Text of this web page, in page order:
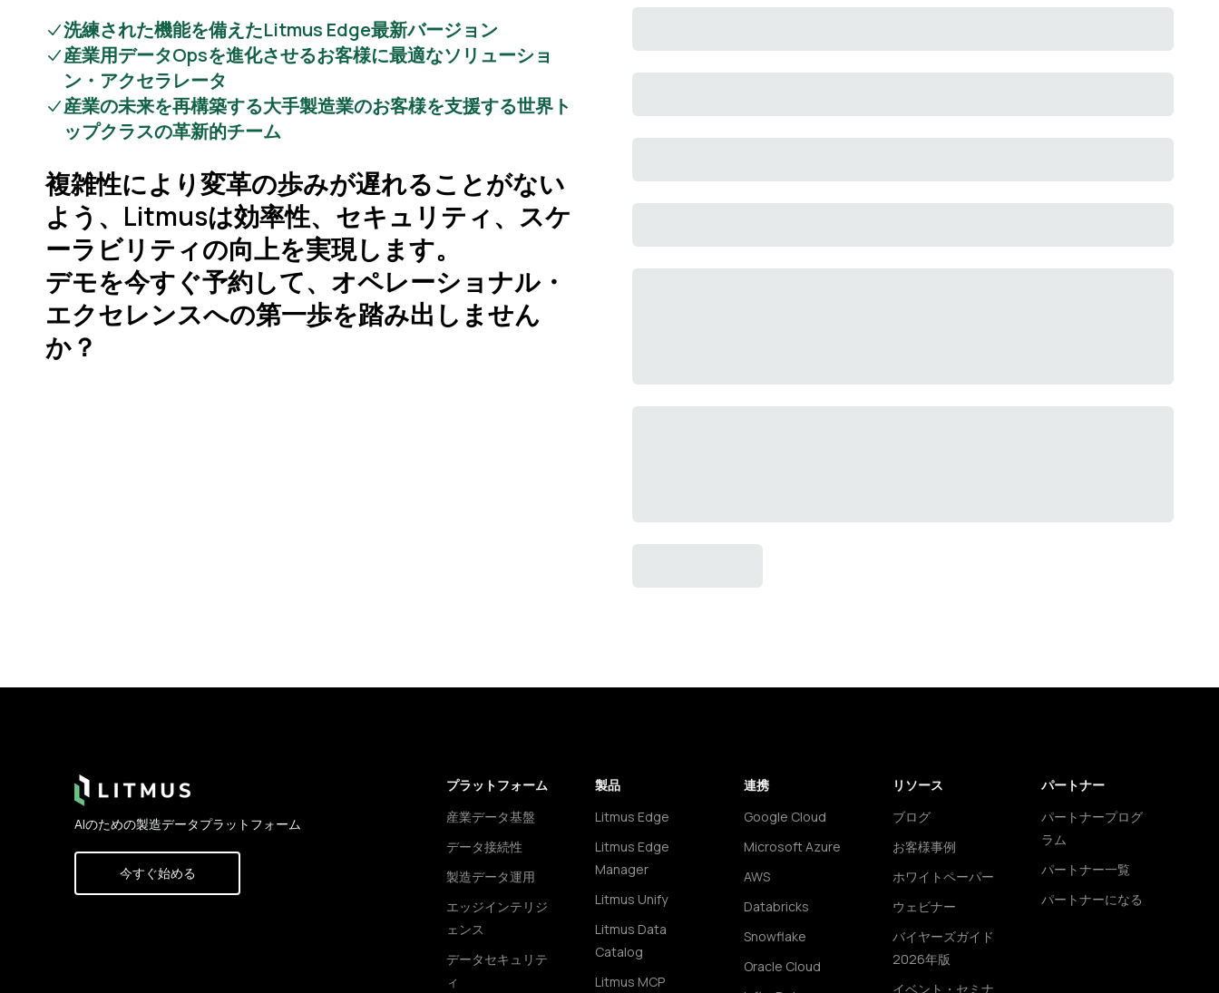
洗練された機能を備えたLitmus Edge最新バージョン
産業用データOpsを進化させるお客様に最適なソリューショ
ン・アクセラレータ
産業の未来を再構築する大手製造業のお客様を支援する世界ト
ップクラスの革新的チーム
複雑性により変革の歩みが遅れることがない
よう、Litmusは効率性、セキュリティ、スケ
ーラビリティの向上を実現します。
デモを今すぐ予約して、オペレーショナル・
エクセレンスへの第一歩を踏み出しません
か？
AIのための製造データプラットフォーム
今すぐ始める
プラットフォーム
産業データ基盤
データ接続性
製造データ運用
エッジインテリジ
ェンス
データセキュリテ
ィ
製品
Litmus Edge
Litmus Edge
Manager
Litmus Unify
Litmus Data
Catalog
Litmus MCP
連携
Google Cloud
Microsoft Azure
AWS
Databricks
Snowflake
Oracle Cloud
リソース
ブログ
お客様事例
ホワイトペーパー
ウェビナー
バイヤーズガイド
2026年版
イベント・セミナ
パートナー
パートナープログ
ラム
パートナー一覧
パートナーになる